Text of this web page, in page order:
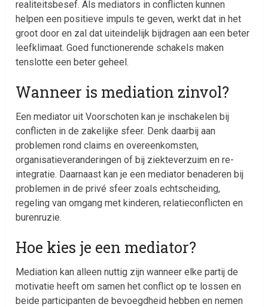
realiteitsbesef. Als mediators in conflicten kunnen
helpen een positieve impuls te geven, werkt dat in het
groot door en zal dat uiteindelijk bijdragen aan een beter
leefklimaat. Goed functionerende schakels maken
tenslotte een beter geheel.
Wanneer is mediation zinvol?
Een mediator uit Voorschoten kan je inschakelen bij
conflicten in de zakelijke sfeer. Denk daarbij aan
problemen rond claims en overeenkomsten,
organisatieveranderingen of bij ziekteverzuim en re-
integratie. Daarnaast kan je een mediator benaderen bij
problemen in de privé sfeer zoals echtscheiding,
regeling van omgang met kinderen, relatieconflicten en
burenruzie.
Hoe kies je een mediator?
Mediation kan alleen nuttig zijn wanneer elke partij de
motivatie heeft om samen het conflict op te lossen en
beide participanten de bevoegdheid hebben en nemen